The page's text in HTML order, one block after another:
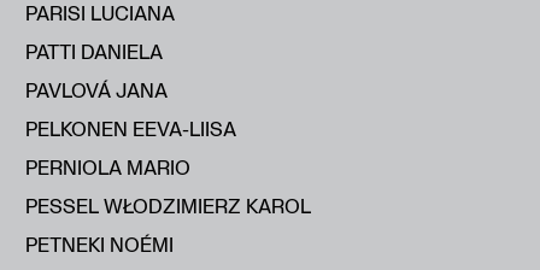
PARISI LUCIANA
PATTI DANIELA
PAVLOVÁ JANA
PELKONEN EEVA-LIISA
PERNIOLA MARIO
PESSEL WŁODZIMIERZ KAROL
PETNEKI NOÉMI